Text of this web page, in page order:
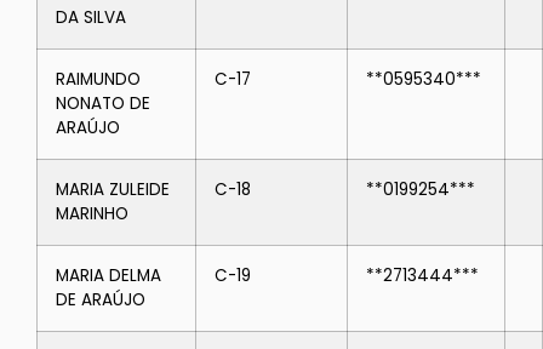
DA SILVA
RAIMUNDO
NONATO DE
ARAÚJO
C-17 **0595340***
MARIA ZULEIDE
MARINHO
C-18 **0199254***
MARIA DELMA
DE ARAÚJO
C-19 **2713444***